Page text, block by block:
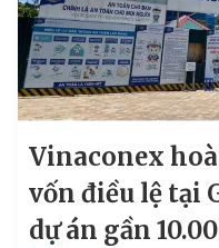
Vinaconex
vốn điều lệ tại
dự án gần